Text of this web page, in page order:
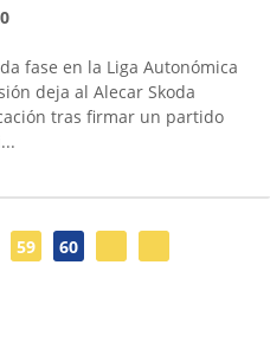
fase en la Liga Autonómica
deja al Alecar Skoda
tras firmar un partido
59 60